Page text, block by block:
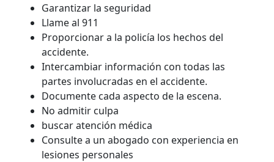
Garantizar la seguridad
Llame al 911
Proporcionar a la policía los hechos del
accidente.
Intercambiar información con todas las
partes involucradas en el accidente.
Documente cada aspecto de la escena.
No admitir culpa
buscar atención médica
Consulte a un abogado con experiencia en
lesiones personales